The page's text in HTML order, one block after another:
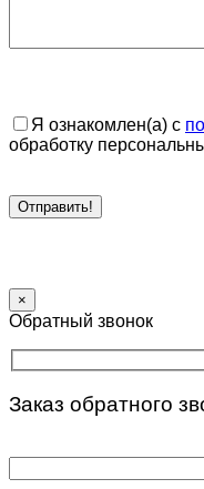
Я ознакомлен(а) с
обработку
×
Обратный звонок
Заказ обратного